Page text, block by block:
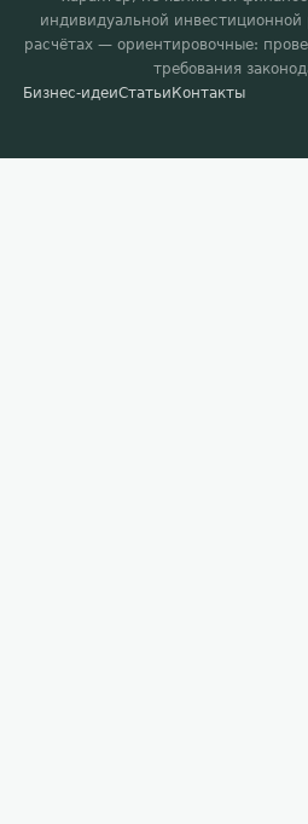
индивидуальной
расчётах — ориентировочные:
требования
Бизнес-идеиСтатьиКонтакты